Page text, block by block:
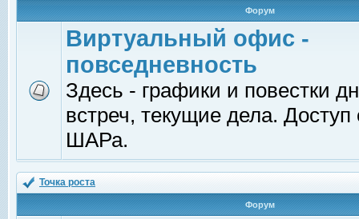
Форум
Виртуальный офис -
повседневность
Здесь - графики и повестки
встреч, текущие дела.
ШАРа.
Точка роста
Форум